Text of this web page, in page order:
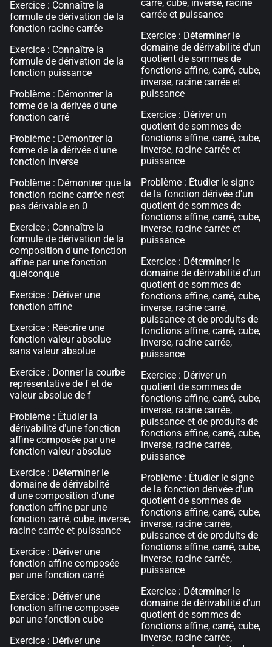
Exercice : Connaître la
formule de dérivation de la
fonction racine carrée
Exercice : Connaître la
formule de dérivation de la
fonction puissance
Problème : Démontrer la
forme de la dérivée d'une
fonction carré
Problème : Démontrer la
forme de la dérivée d'une
fonction inverse
Problème : Démontrer que la
fonction racine carrée n'est
pas dérivable en 0
Exercice : Connaître la
formule de dérivation de la
composition d'une fonction
affine par une fonction
quelconque
Exercice : Dériver une
fonction affine
Exercice : Réécrire une
fonction valeur absolue
sans valeur absolue
Exercice : Donner la courbe
représentative de f et de
valeur absolue de f
Problème : Étudier la
dérivabilité d'une fonction
affine composée par une
fonction valeur absolue
Exercice : Déterminer le
domaine de dérivabilité
d'une composition d'une
fonction affine par une
fonction carré, cube, inverse,
racine carrée et puissance
Exercice : Dériver une
fonction affine composée
par une fonction carré
Exercice : Dériver une
fonction affine composée
par une fonction cube
Exercice : Dériver une
carré, cube, inverse, racine
carrée et puissance
Exercice : Déterminer le
domaine de dérivabilité d'un
quotient de sommes de
fonctions affine, carré, cube,
inverse, racine carrée et
puissance
Exercice : Dériver un
quotient de sommes de
fonctions affine, carré, cube,
inverse, racine carrée et
puissance
Problème : Étudier le signe
de la fonction dérivée d'un
quotient de sommes de
fonctions affine, carré, cube,
inverse, racine carrée et
puissance
Exercice : Déterminer le
domaine de dérivabilité d'un
quotient de sommes de
fonctions affine, carré, cube,
inverse, racine carré,
puissance et de produits de
fonctions affine, carré, cube,
inverse, racine carrée,
puissance
Exercice : Dériver un
quotient de sommes de
fonctions affine, carré, cube,
inverse, racine carrée,
puissance et de produits de
fonctions affine, carré, cube,
inverse, racine carrée,
puissance
Problème : Étudier le signe
de la fonction dérivée d'un
quotient de sommes de
fonctions affine, carré, cube,
inverse, racine carrée,
puissance et de produits de
fonctions affine, carré, cube,
inverse, racine carrée,
puissance
Exercice : Déterminer le
domaine de dérivabilité d'un
quotient de sommes de
fonctions affine, carré, cube,
inverse, racine carrée,